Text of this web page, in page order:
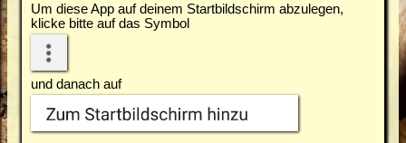
Um diese App auf deinem Startbildschirm abzulegen,
klicke bitte auf das Symbol
und danach auf